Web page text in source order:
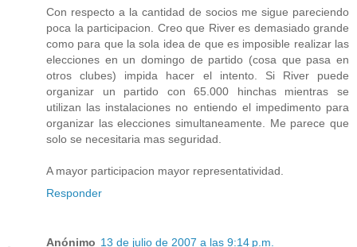
Con respecto a la cantidad de socios me sigue pareciendo
poca la participacion. Creo que River es demasiado grande
como para que la sola idea de que es imposible realizar las
elecciones en un domingo de partido (cosa que pasa en
otros clubes) impida hacer el intento. Si River puede
organizar un partido con 65.000 hinchas mientras se
utilizan las instalaciones no entiendo el impedimento para
organizar las elecciones simultaneamente. Me parece que
solo se necesitaria mas seguridad.
A mayor participacion mayor representatividad.
Responder
Anónimo 13 de julio de 2007 a las 9:14 p.m.